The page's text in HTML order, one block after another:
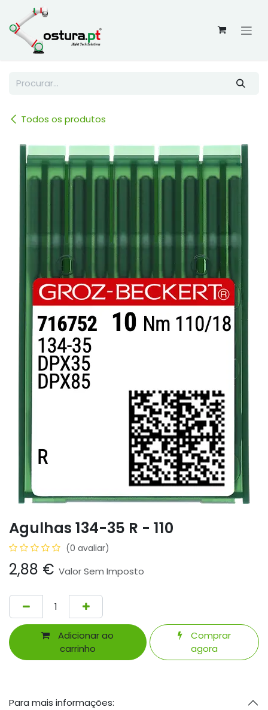
Skip to Content
Todos os produtos
Agulhas 134-35 R - 110
(0 avaliar)
2,88 € Valor Sem Imposto
Adicionar ao
carrinho
Comprar
agora
Para mais informações: